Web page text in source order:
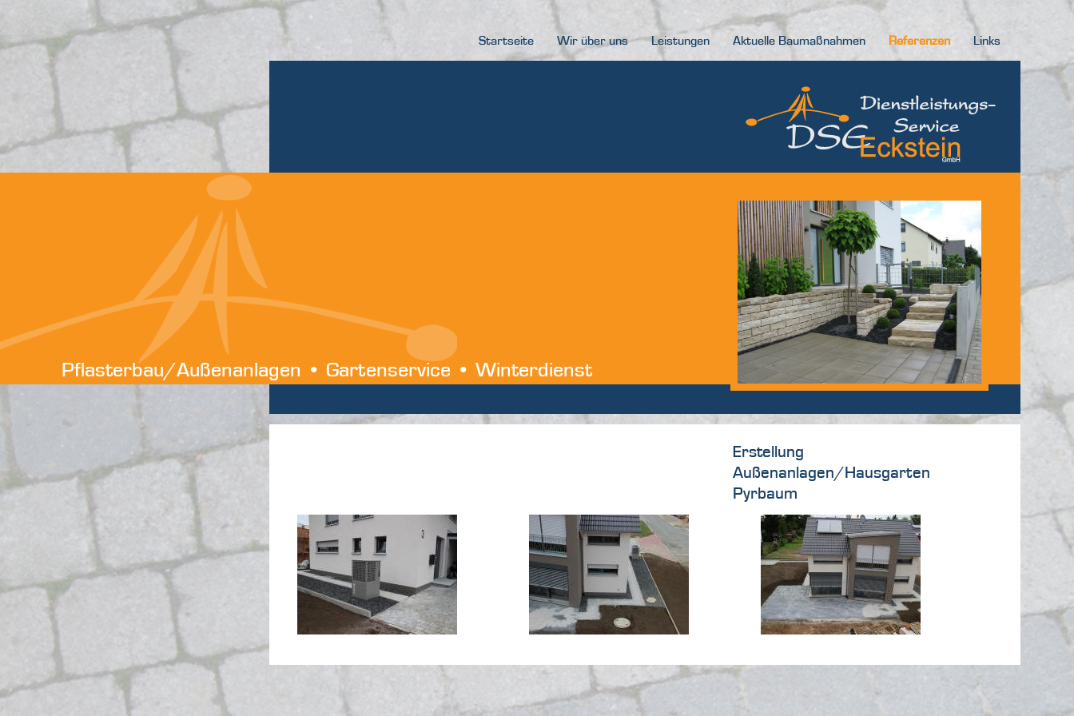
Startseite Wir über uns Leistungen Aktuelle Baumaßnahmen Referenzen Links
Pflasterbau/Außenanlagen • Gartenservice • Winterdienst
Erstellung
Außenanlagen/Hausgarten
Pyrbaum